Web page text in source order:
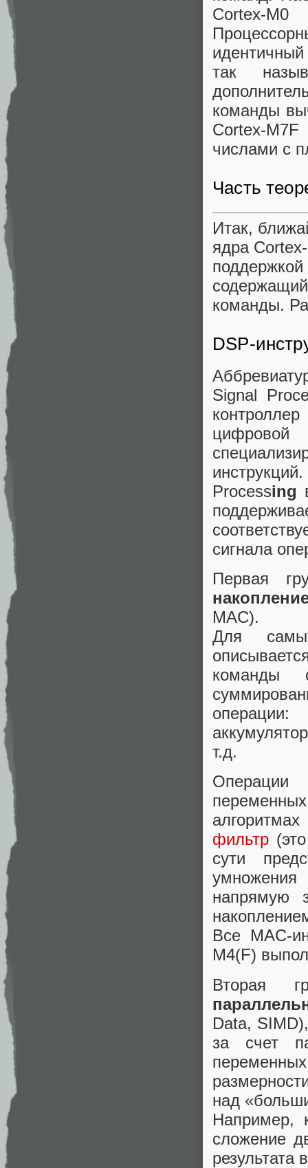
Cortex-M0
так
команды
Cortex-
числами с
Часть
Итак,
ядра
поддержкой
команды.
DSP-
Signal
Processing
сигнала
Первая
MAC).
Для
команды
т.д.
фильтр
сути
умножения
напрямую
Все MAC-
M4(F)
Вторая
Data,
за счет
над
Например,
сложение
результата